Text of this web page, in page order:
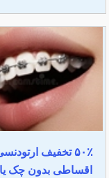
۵۰٪ تخفیف
اقساطی بدون چک